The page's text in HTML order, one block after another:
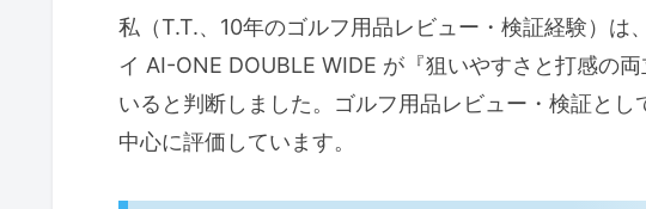
デメリット（正直な所見）
誰に向くか／向かないか：スキル別・ストロー
適合するプレーヤー（こういう人は『買い
私（T.T.、10年のゴルフ用品レビュー・検証経験）は
イ AI-ONE DOUBLE WIDE が『狙いやすさと打感の
いると判断しました。ゴルフ用品レビュー・検証と
中心に評価しています。